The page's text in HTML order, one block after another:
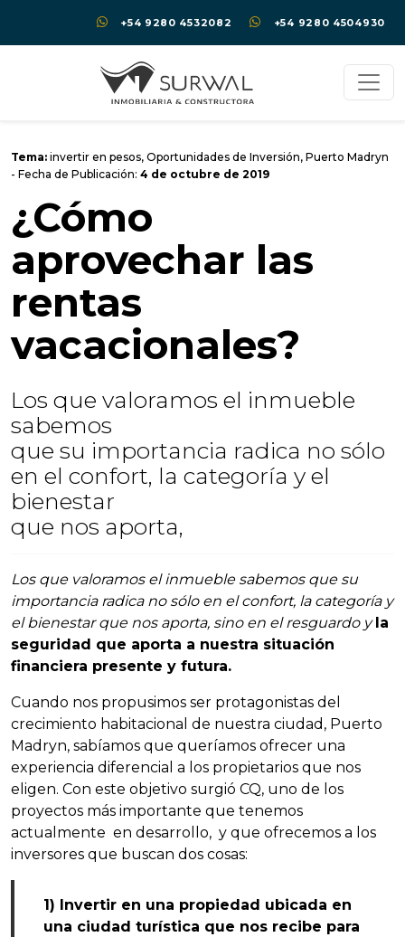
+54 9280 4532082 +54 9280 4504930
Tema: invertir en pesos, Oportunidades de Inversión, Puerto Madryn
- Fecha de Publicación: 4 de octubre de 2019
¿Cómo
aprovechar las
rentas
vacacionales?
Los que valoramos el inmueble
sabemos
que su importancia radica no sólo
en el confort, la categoría y el
bienestar
que nos aporta,
Los que valoramos el inmueble sabemos que su
importancia radica no sólo en el confort, la categoría y
el bienestar que nos aporta, sino en el resguardo yla
seguridad que aporta a nuestra situación
financiera presente y futura.
Cuando nos propusimos ser protagonistas del
crecimiento habitacional de nuestra ciudad, Puerto
Madryn, sabíamos que queríamos ofrecer una
experiencia diferencial a los propietarios que nos
eligen. Con este objetivo surgió CQ, uno de los
proyectos más importante que tenemos
actualmente en desarrollo, y que ofrecemos a los
inversores que buscan dos cosas:
1) Invertir en una propiedad ubicada en
una ciudad turística que nos recibe para